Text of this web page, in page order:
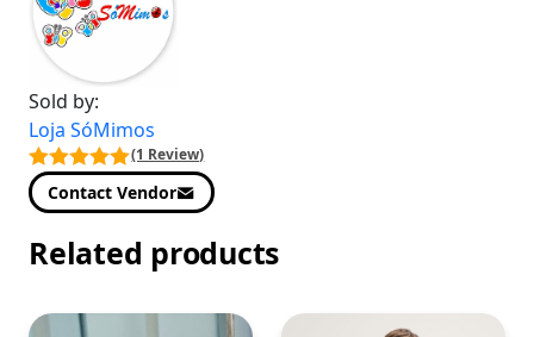
Sold by:
Loja SóMimos
(1 Review)
Contact Vendor
Related products